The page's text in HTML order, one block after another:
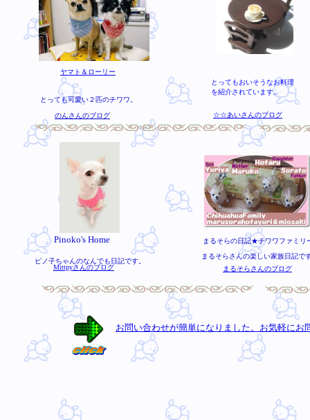
のんさんのブログ
とっても可愛い２匹のチワワ。
まるそらさんのブログ
Mittpyさんのブログ
お問い合わせが簡単になりました。お気軽にお
とってもおいそうなお料理
を紹介されています。
ヤマト＆ローリー
☆☆あいさんのブログ
ピノ子ちゃんのなんでも日記です。
まるそらの日記★チワワファミリ
Pinoko's Home
まるそらさんの楽しい家族日記で